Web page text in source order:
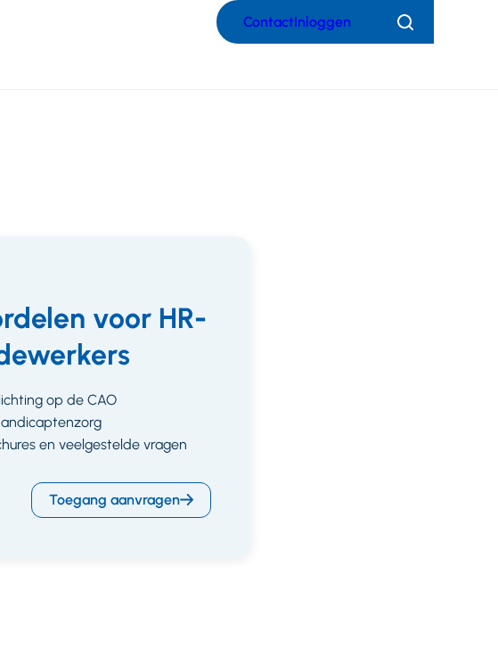
ContactInloggen Zoeken
voor HR-
op de CAO
en veelgestelde vragen
Toegang aanvragen